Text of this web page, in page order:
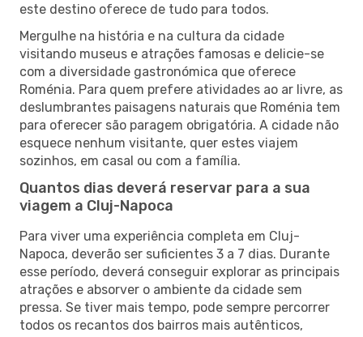
este destino oferece de tudo para todos.
Mergulhe na história e na cultura da cidade
visitando museus e atrações famosas e delicie-se
com a diversidade gastronómica que oferece
Roménia. Para quem prefere atividades ao ar livre, as
deslumbrantes paisagens naturais que Roménia tem
para oferecer são paragem obrigatória. A cidade não
esquece nenhum visitante, quer estes viajem
sozinhos, em casal ou com a família.
Quantos dias deverá reservar para a sua
viagem a Cluj-Napoca
Para viver uma experiência completa em Cluj-
Napoca, deverão ser suficientes 3 a 7 dias. Durante
esse período, deverá conseguir explorar as principais
atrações e absorver o ambiente da cidade sem
pressa. Se tiver mais tempo, pode sempre percorrer
todos os recantos dos bairros mais autênticos,